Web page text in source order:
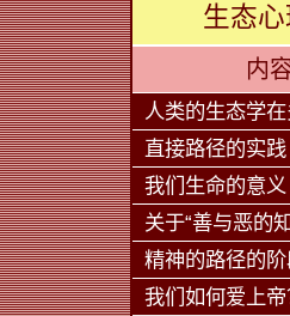
生态
内
人类的生态学
直接路径的实践
我们生命的意义
关于“善与恶的
精神的路径的
我们如何爱上帝